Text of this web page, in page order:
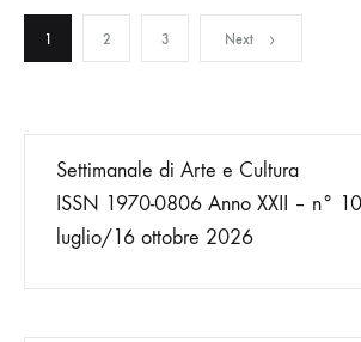
Paginazione
degli
articoli
1 2 3 Next
Settimanale di Arte e Cultura
ISSN 1970-0806 Anno XXII – n°
luglio/16 ottobre 2026